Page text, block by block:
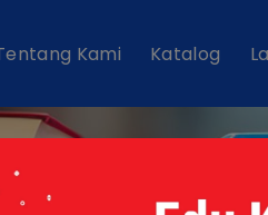
Kami Katalog